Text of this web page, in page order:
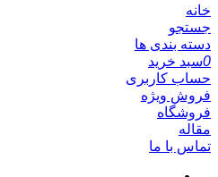
خانه
جستجو
دسته بندی ها
0سبد خرید
حساب کاربری
فروش ویژه
فروشگاه
مقاله
تماس با ما